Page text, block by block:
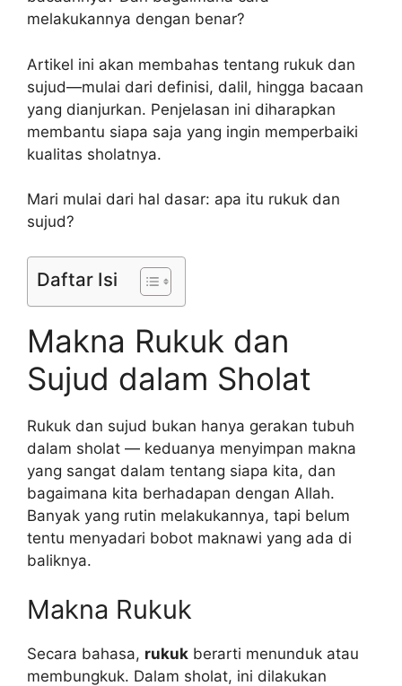
melakukannya dengan benar?
Artikel ini akan membahas tentang rukuk dan
sujud—mulai dari definisi, dalil, hingga bacaan
yang dianjurkan. Penjelasan ini diharapkan
membantu siapa saja yang ingin memperbaiki
kualitas sholatnya.
Mari mulai dari hal dasar: apa itu rukuk dan
sujud?
Daftar Isi
Makna Rukuk dan
Sujud dalam Sholat
Rukuk dan sujud bukan hanya gerakan tubuh
dalam sholat — keduanya menyimpan makna
yang sangat dalam tentang siapa kita, dan
bagaimana kita berhadapan dengan Allah.
Banyak yang rutin melakukannya, tapi belum
tentu menyadari bobot maknawi yang ada di
baliknya.
Makna Rukuk
Secara bahasa, rukuk berarti menunduk atau
membungkuk. Dalam sholat, ini dilakukan